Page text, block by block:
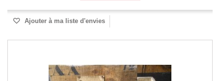
Ajouter à ma liste d'envies